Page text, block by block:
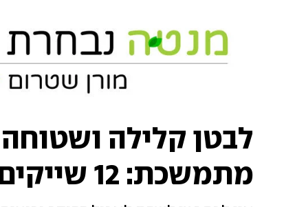
לבטן קלילה
מתמשכת: 12 שייקים לארוחת בוקר